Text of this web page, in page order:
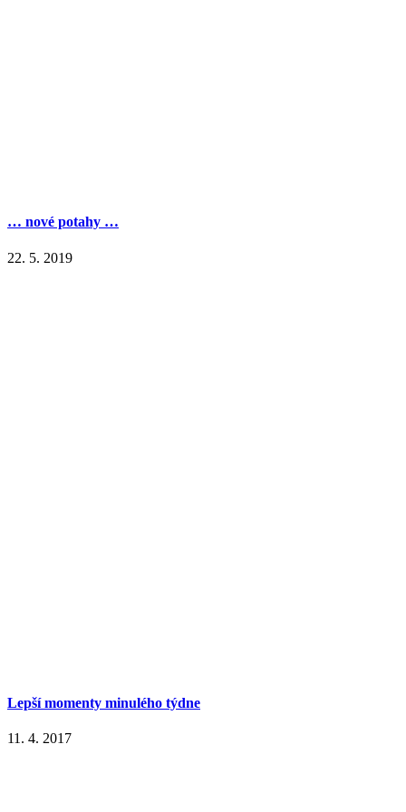
… nové potahy …
22. 5. 2019
Lepší momenty minulého týdne
11. 4. 2017